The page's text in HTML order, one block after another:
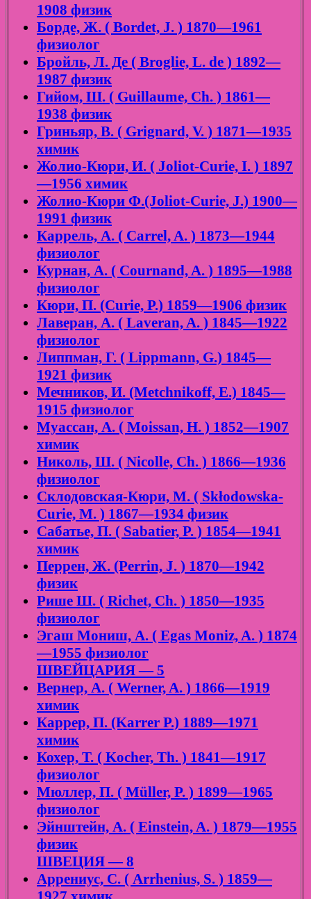
1908 физик
Борде, Ж. ( Bordet, J. ) 1870—1961
физиолог
Бройль, Л. Де ( Broglie, L. de ) 1892—
1987 физик
Гийом, Ш. ( Guillaume, Ch. ) 1861—
1938 физик
Гриньяр, В. ( Grignard, V. ) 1871—1935
химик
Жолио-Кюри, И. ( Joliot-Curie, I. ) 1897
—1956 химик
Жолио-Кюри Ф.(Joliot-Curie, J.) 1900—
1991 физик
Каррель, А. ( Carrel, A. ) 1873—1944
физиолог
Курнан, А. ( Cournand, A. ) 1895—1988
физиолог
Кюри, П. (Curie, P.) 1859—1906 физик
Лаверан, А. ( Laveran, A. ) 1845—1922
физиолог
Липпман, Г. ( Lippmann, G.) 1845—
1921 физик
Мечников, И. (Metchnikoff, E.) 1845—
1915 физиолог
Муассан, А. ( Moissan, H. ) 1852—1907
химик
Николь, Ш. ( Nicolle, Ch. ) 1866—1936
физиолог
Склодовская-Кюри, М. ( Skłodowska-
Curie, M. ) 1867—1934 физик
Сабатье, П. ( Sabatier, P. ) 1854—1941
химик
Перрен, Ж. (Perrin, J. ) 1870—1942
физик
Рише Ш. ( Richet, Ch. ) 1850—1935
физиолог
Эгаш Мониш, А. ( Egas Moniz, A. ) 1874
—1955 физиолог
ШВЕЙЦАРИЯ — 5
Вернер, А. ( Werner, A. ) 1866—1919
химик
Каррер, П. (Karrer P.) 1889—1971
химик
Кохер, Т. ( Kocher, Th. ) 1841—1917
физиолог
Мюллер, П. ( Müller, P. ) 1899—1965
физиолог
Эйнштейн, А. ( Einstein, A. ) 1879—1955
физик
ШВЕЦИЯ — 8
Аррениус, С. ( Arrhenius, S. ) 1859—